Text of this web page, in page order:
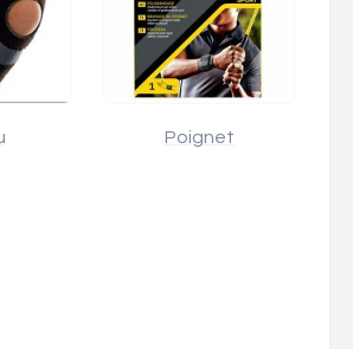
Poignet